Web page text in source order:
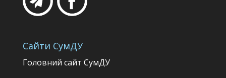
Сайти СумДУ
Головний сайт СумДУ